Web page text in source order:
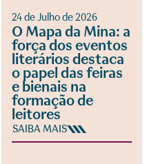
24 de Julho de 2026
O Mapa da Mina: a
força dos eventos
literários destaca
o papel das feiras
e bienais na
formação de
leitores
SAIBA MAIS